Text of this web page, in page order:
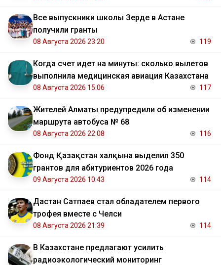
Все выпускники школы Зерде в Астане
получили гранты
08 Августа 2026 23:20 119
Когда счет идет на минуты: сколько вылетов
выполнила медицинская авиация Казахстана
08 Августа 2026 15:06 117
Жителей Алматы предупредили об изменении
маршрута автобуса № 68
08 Августа 2026 22:08 116
Фонд Қазақстан халқына выделил 350
грантов для абитуриентов 2026 года
09 Августа 2026 10:43 114
Дастан Сатпаев стал обладателем первого
трофея вместе с Челси
08 Августа 2026 21:39 114
В Казахстане предлагают усилить
радиоэкологический мониторинг